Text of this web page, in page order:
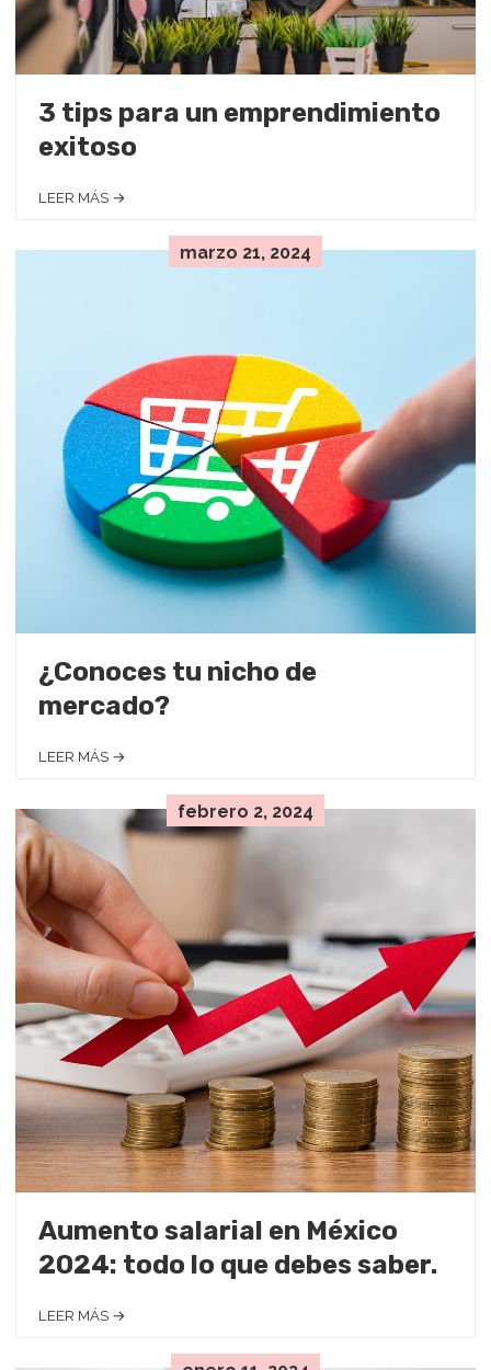
3 tips para un emprendimiento
exitoso
LEER MÁS →
marzo 21, 2024
¿Conoces tu nicho de
mercado?
LEER MÁS →
febrero 2, 2024
Aumento salarial en México
2024: todo lo que debes saber.
LEER MÁS →